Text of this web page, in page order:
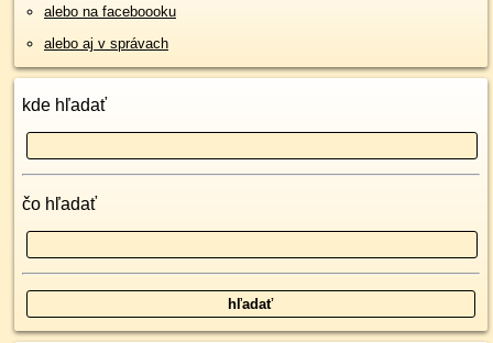
alebo na faceboooku
alebo aj v správach
kde hľadať
čo hľadať